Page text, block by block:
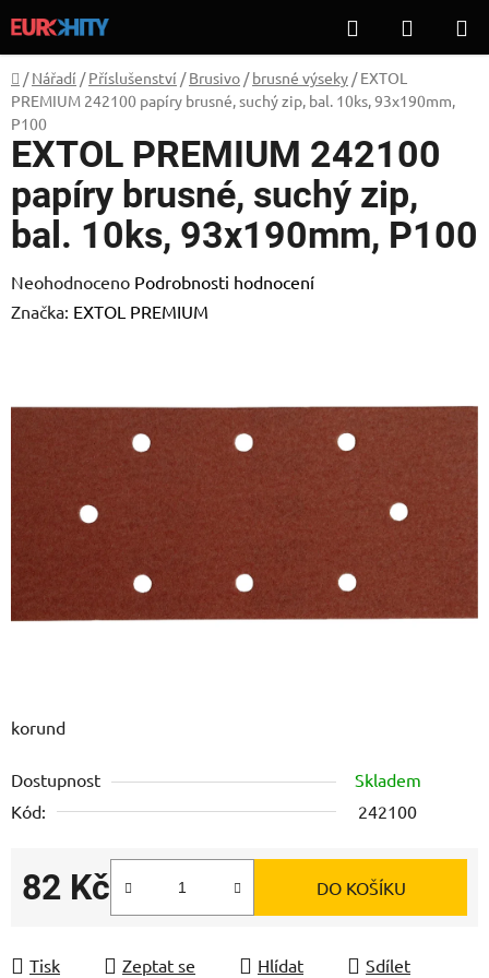
na
obsah
Hledat
KOŠÍK
Domů
/ Nářadí / Příslušenství / Brusivo / brusné výseky / EXTOL
PREMIUM 242100 papíry brusné, suchý zip, bal. 10ks, 93x190mm,
P100
korund
Dostupnost
Skladem
Kód:
242100
82 Kč
Měrná cena:
DO KOŠÍKU
Tisk Zeptat se Hlídat Sdílet
EXTOL PREMIUM 242100
papíry brusné, suchý zip,
bal. 10ks, 93x190mm, P100
Průměrné
hodnocení
Neohodnoceno Podrobnosti hodnocení
Značka: EXTOL PREMIUM